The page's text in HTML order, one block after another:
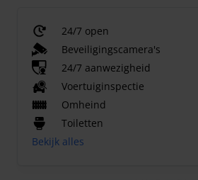
24/7 open
Beveiligingscamera's
24/7 aanwezigheid
Voertuiginspectie
Omheind
Toiletten
Bekijk alles